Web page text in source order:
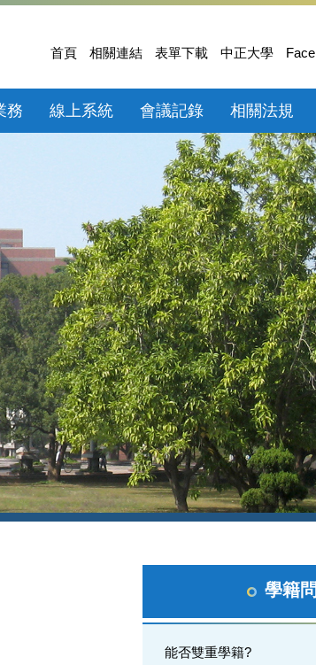
首頁 相關連結 表單下載 中正大學
務 線上系統 會議記錄 相關法規
學籍
能否雙重學籍?